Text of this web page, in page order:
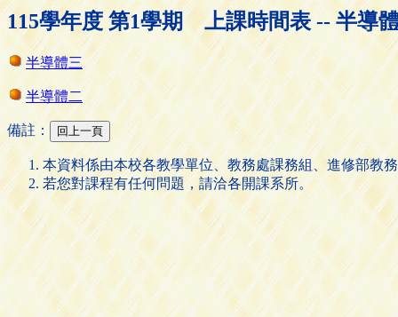
115學年度 第1學期 上課時間表 -- 半導
半導體三
半導體二
備註：
本資料係由本校各教學單位、教務處課務組、進修部教
若您對課程有任何問題，請洽各開課系所。